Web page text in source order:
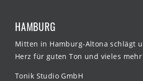
HAMBURG
Mitten in Hamburg-Altona schlägt
Herz für guten Ton und vieles mehr
Tonik Studio GmbH